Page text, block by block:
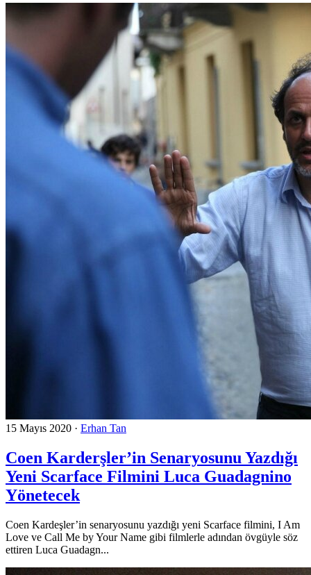
15 Mayıs 2020 · Erhan Tan
Coen Karderşler’in Senaryosunu Yazdığı
Yeni Scarface Filmini Luca Guadagnino
Yönetecek
Coen Kardeşler’in senaryosunu yazdığı yeni Scarface filmini, I Am
Love ve Call Me by Your Name gibi filmlerle adından övgüyle söz
ettiren Luca Guadagn...